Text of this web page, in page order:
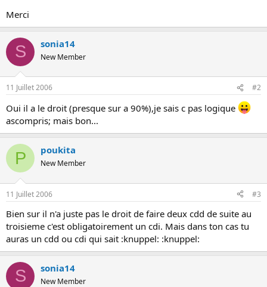
c
u
s
s
i
o
n
Merci
S sonia14
New Member
11 Juillet 2006 #2
Oui il a le droit (presque sur a 90%),je sais c pas logique
ascompris; mais bon...
P poukita
New Member
11 Juillet 2006 #3
Bien sur il n'a juste pas le droit de faire deux cdd de suite au
troisieme c'est obligatoirement un cdi. Mais dans ton cas tu
auras un cdd ou cdi qui sait :knuppel: :knuppel:
S sonia14
New Member